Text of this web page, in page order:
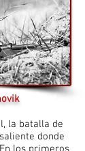
la batalla de
donde